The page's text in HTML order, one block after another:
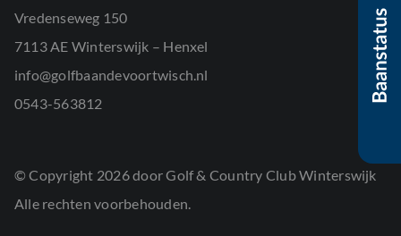
Vredenseweg 150
7113 AE Winterswijk – Henxel
info@golfbaandevoortwisch.nl
0543-563812
© Copyright 2026 door Golf & Country Club Winterswijk
Alle rechten voorbehouden.